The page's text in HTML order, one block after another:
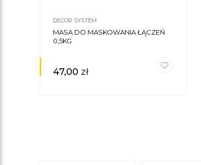
DECOR SYSTEM
MASA DO MASKOWANIA ŁĄCZEŃ
0,5KG
47,00 zł